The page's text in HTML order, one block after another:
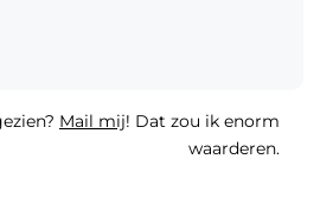
Mail mij! Dat zou ik enorm
waarderen.